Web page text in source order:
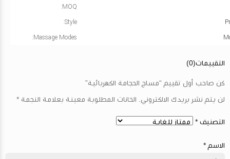
MOQ:
Style:
Massage Modes:
التقييمات(0)
كن صاحب أول تقييم “مساج الحجامة الكهربائية”
لن يتم نشر بريدك الالكتروني. الخانات المطلوبة معينة بعلامة النجمة *
التصنيف *
الاسم *